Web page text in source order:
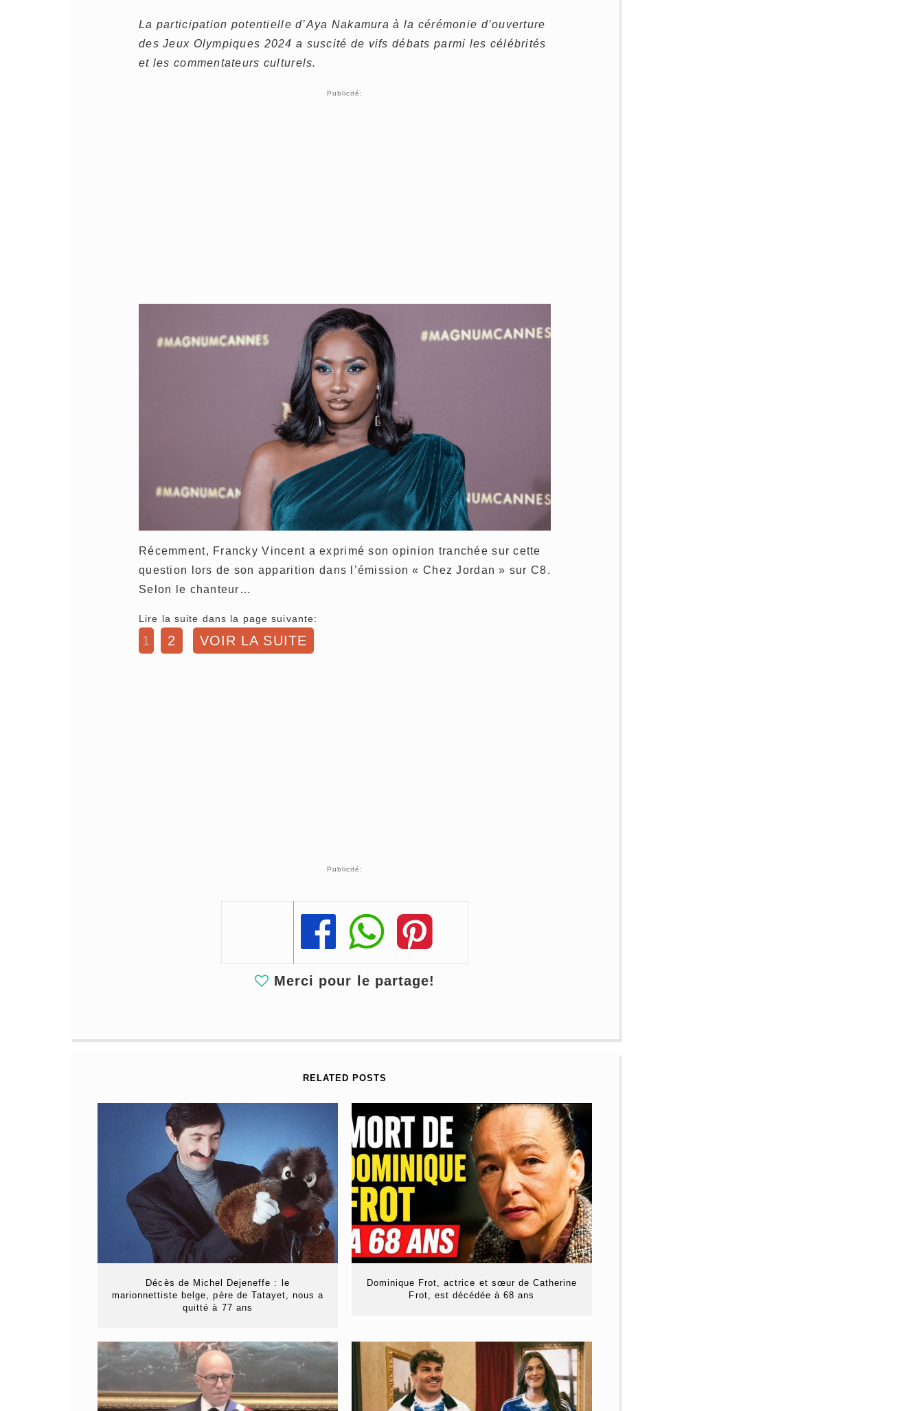
La participation potentielle d’Aya Nakamura à la cérémonie d’ouverture
des Jeux Olympiques 2024 a suscité de vifs débats parmi les célébrités
et les commentateurs culturels.
Publicité:
Récemment, Francky Vincent a exprimé son opinion tranchée sur cette
question lors de son apparition dans l’émission « Chez Jordan » sur C8.
Selon le chanteur…
Lire la suite dans la page suivante:
1 2 VOIR LA SUITE
Publicité:
Share
Share
Share
Merci pour le partage!
RELATED POSTS
Décès de Michel Dejeneffe : le
marionnettiste belge, père de Tatayet, nous a
quitté à 77 ans
Dominique Frot, actrice et sœur de Catherine
Frot, est décédée à 68 ans